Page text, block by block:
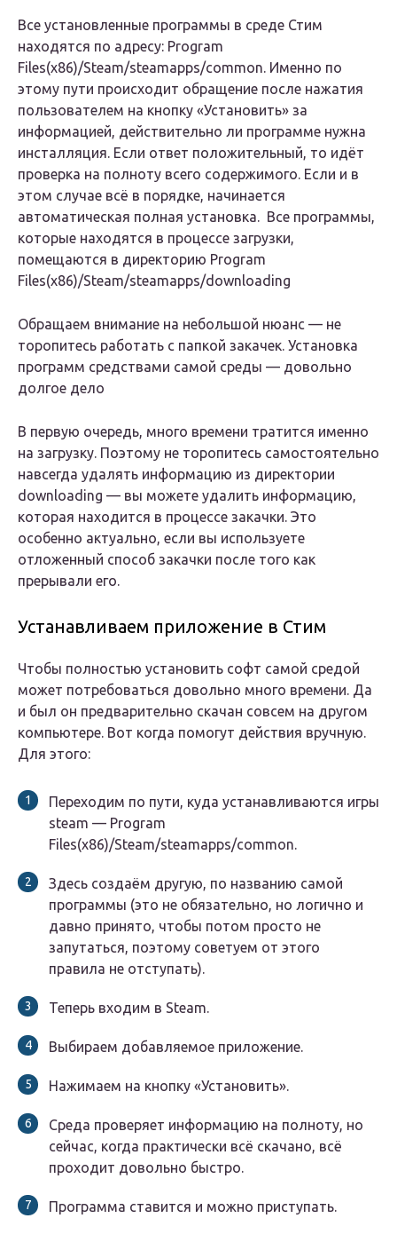
Все установленные программы в среде Стим
находятся по адресу: Program
Files(x86)/Steam/steamapps/common. Именно по
этому пути происходит обращение после нажатия
пользователем на кнопку «Установить» за
информацией, действительно ли программе нужна
инсталляция. Если ответ положительный, то идёт
проверка на полноту всего содержимого. Если и в
этом случае всё в порядке, начинается
автоматическая полная установка. Все программы,
которые находятся в процессе загрузки,
помещаются в директорию Program
Files(x86)/Steam/steamapps/downloading
Обращаем внимание на небольшой нюанс — не
торопитесь работать с папкой закачек. Установка
программ средствами самой среды — довольно
долгое дело
В первую очередь, много времени тратится именно
на загрузку. Поэтому не торопитесь самостоятельно
навсегда удалять информацию из директории
downloading — вы можете удалить информацию,
которая находится в процессе закачки. Это
особенно актуально, если вы используете
отложенный способ закачки после того как
прерывали его.
Устанавливаем приложение в Стим
Чтобы полностью установить софт самой средой
может потребоваться довольно много времени. Да
и был он предварительно скачан совсем на другом
компьютере. Вот когда помогут действия вручную.
Для этого:
Переходим по пути, куда устанавливаются игры
steam — Program
Files(x86)/Steam/steamapps/common.
Здесь создаём другую, по названию самой
программы (это не обязательно, но логично и
давно принято, чтобы потом просто не
запутаться, поэтому советуем от этого
правила не отступать).
Теперь входим в Steam.
Выбираем добавляемое приложение.
Нажимаем на кнопку «Установить».
Среда проверяет информацию на полноту, но
сейчас, когда практически всё скачано, всё
проходит довольно быстро.
Программа ставится и можно приступать.